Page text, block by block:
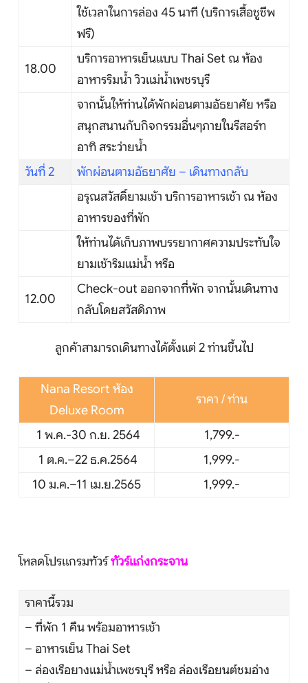
Search
ใช้เวลาในการล่อง 45 นาที (บริการเสื้อชูชีพ
ฟรี)
18.00
บริการอาหารเย็นแบบ Thai Set ณ ห้อง
อาหารริมน้ำ วิวแม่น้ำเพชรบุรี
จากนั้นให้ท่านได้พักผ่อนตามอัธยาศัย หรือ
สนุกสนานกับกิจกรรมอื่นๆภายในรีสอร์ท
อาทิ สระว่ายน้ำ
วันที่ 2
พักผ่อนตามอัธยาศัย – เดินทางกลับ
อรุณสวัสดิ์ยามเช้า บริการอาหารเช้า ณ ห้อง
อาหารของที่พัก
ให้ท่านได้เก็บภาพบรรยากาศความประทับใจ
ยามเช้าริมแม่น้ำ หรือ
12.00
Check-out ออกจากที่พัก จากนั้นเดินทาง
กลับโดยสวัสดิภาพ
ลูกค้าสามารถเดินทางได้ตั้งแต่ 2 ท่านขึ้นไป
Nana Resort ห้อง
Deluxe Room
ราคา / ท่าน
1 พ.ค.-30 ก.ย. 2564
1,799.-
1 ต.ค.–22 ธ.ค.2564
1,999.-
10 ม.ค.–11 เม.ย.2565
1,999.-
โหลดโปรแกรมทัวร์ทัวร์แก่งกระจาน
ราคานี้รวม
– ที่พัก 1 คืน พร้อมอาหารเช้า
– อาหารเย็น Thai Set
– ล่องเรือยางแม่น้ำเพชรบุรี หรือ ล่องเรือยนต์ชมอ่าง